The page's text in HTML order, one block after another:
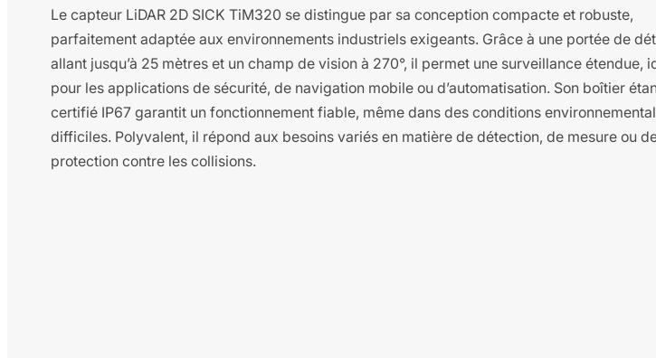
Le capteur LiDAR 2D SICK TiM320 se distingue par sa conception compacte et robuste,
parfaitement adaptée aux environnements industriels exigeants. Grâce à une portée de
allant jusqu’à 25 mètres et un champ de vision à 270°, il permet une surveillance étendue,
pour les applications de sécurité, de navigation mobile ou d’automatisation. Son boîtier
certifié IP67 garantit un fonctionnement fiable, même dans des conditions
difficiles. Polyvalent, il répond aux besoins variés en matière de détection, de mesure ou
protection contre les collisions.